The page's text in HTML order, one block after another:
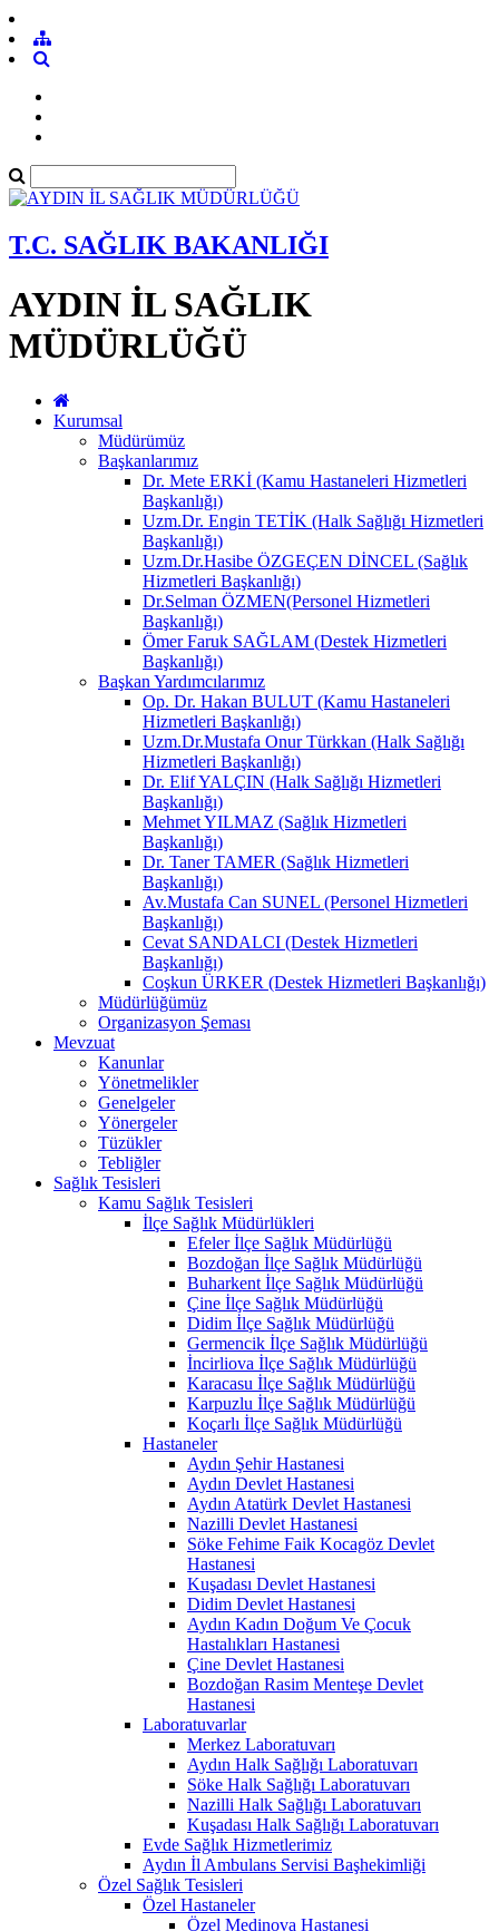
T.C. SAĞLIK BAKANLIĞI
AYDIN İL SAĞLIK
MÜDÜRLÜĞÜ
Kurumsal
Müdürümüz
Başkanlarımız
Dr. Mete ERKİ (Kamu Hastaneleri Hizmetleri
Başkanlığı)
Uzm.Dr. Engin TETİK (Halk Sağlığı Hizmetleri
Başkanlığı)
Uzm.Dr.Hasibe ÖZGEÇEN DİNCEL (Sağlık
Hizmetleri Başkanlığı)
Dr.Selman ÖZMEN(Personel Hizmetleri
Başkanlığı)
Ömer Faruk SAĞLAM (Destek Hizmetleri
Başkanlığı)
Başkan Yardımcılarımız
Op. Dr. Hakan BULUT (Kamu Hastaneleri
Hizmetleri Başkanlığı)
Uzm.Dr.Mustafa Onur Türkkan (Halk Sağlığı
Hizmetleri Başkanlığı)
Dr. Elif YALÇIN (Halk Sağlığı Hizmetleri
Başkanlığı)
Mehmet YILMAZ (Sağlık Hizmetleri
Başkanlığı)
Dr. Taner TAMER (Sağlık Hizmetleri
Başkanlığı)
Av.Mustafa Can SUNEL (Personel Hizmetleri
Başkanlığı)
Cevat SANDALCI (Destek Hizmetleri
Başkanlığı)
Coşkun ÜRKER (Destek Hizmetleri Başkanlığı)
Müdürlüğümüz
Organizasyon Şeması
Mevzuat
Kanunlar
Yönetmelikler
Genelgeler
Yönergeler
Tüzükler
Tebliğler
Sağlık Tesisleri
Kamu Sağlık Tesisleri
İlçe Sağlık Müdürlükleri
Efeler İlçe Sağlık Müdürlüğü
Bozdoğan İlçe Sağlık Müdürlüğü
Buharkent İlçe Sağlık Müdürlüğü
Çine İlçe Sağlık Müdürlüğü
Didim İlçe Sağlık Müdürlüğü
Germencik İlçe Sağlık Müdürlüğü
İncirliova İlçe Sağlık Müdürlüğü
Karacasu İlçe Sağlık Müdürlüğü
Karpuzlu İlçe Sağlık Müdürlüğü
Koçarlı İlçe Sağlık Müdürlüğü
Hastaneler
Aydın Şehir Hastanesi
Aydın Devlet Hastanesi
Aydın Atatürk Devlet Hastanesi
Nazilli Devlet Hastanesi
Söke Fehime Faik Kocagöz Devlet
Hastanesi
Kuşadası Devlet Hastanesi
Didim Devlet Hastanesi
Aydın Kadın Doğum Ve Çocuk
Hastalıkları Hastanesi
Çine Devlet Hastanesi
Bozdoğan Rasim Menteşe Devlet
Hastanesi
Laboratuvarlar
Merkez Laboratuvarı
Aydın Halk Sağlığı Laboratuvarı
Söke Halk Sağlığı Laboratuvarı
Nazilli Halk Sağlığı Laboratuvarı
Kuşadası Halk Sağlığı Laboratuvarı
Evde Sağlık Hizmetlerimiz
Aydın İl Ambulans Servisi Başhekimliği
Özel Sağlık Tesisleri
Özel Hastaneler
Özel Medinova Hastanesi